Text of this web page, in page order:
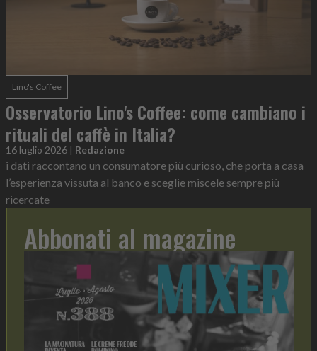
Lino's Coffee
Osservatorio Lino's Coffee: come cambiano i
rituali del caffè in Italia?
16 luglio 2026 | Redazione
i dati raccontano un consumatore più curioso, che porta a casa
l’esperienza vissuta al banco e sceglie miscele sempre più
ricercate
Abbonati al magazine